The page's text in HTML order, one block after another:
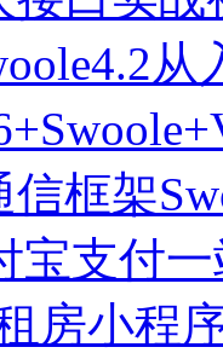
信框架
宝支付
房小程